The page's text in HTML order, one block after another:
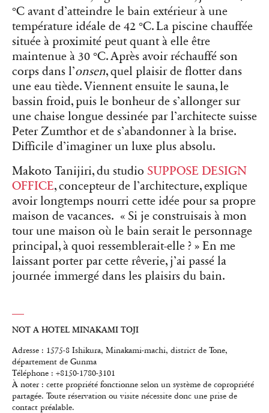
°C avant d’atteindre le bain extérieur à une
température idéale de 42 °C. La piscine chauffée
située à proximité peut quant à elle être
maintenue à 30 °C. Après avoir réchauffé son
corps dans l’onsen, quel plaisir de flotter dans
une eau tiède. Viennent ensuite le sauna, le
bassin froid, puis le bonheur de s’allonger sur
une chaise longue dessinée par l’architecte suisse
Peter Zumthoret de s’abandonner à la brise.
Difficile d’imaginer un luxe plus absolu.
Makoto Tanijiri, du studio SUPPOSE DESIGN
OFFICE, concepteur de l’architecture, explique
avoir longtemps nourri cette idée pour sa propre
maison de vacances. « Si je construisais à mon
tour une maison où le bain serait le personnage
principal, à quoi ressemblerait-elle ? » En me
laissant porter par cette rêverie, j’ai passé la
journée immergé dans les plaisirs du bain.
NOT A HOTEL MINAKAMI TOJI
Adresse : 1575-8 Ishikura, Minakami-machi, district de Tone,
département de Gunma
Téléphone : +8150-1780-3101
À noter : cette propriété fonctionne selon un système de copropriété
partagée. Toute réservation ou visite nécessite donc une prise de
contact préalable.